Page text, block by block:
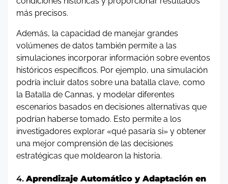
más precisos.
Además, la capacidad de manejar grandes
volúmenes de datos también permite a las
simulaciones incorporar información sobre eventos
históricos específicos. Por ejemplo, una simulación
podría incluir datos sobre una batalla clave, como
la Batalla de Cannas, y modelar diferentes
escenarios basados en decisiones alternativas que
podrían haberse tomado. Esto permite a los
investigadores explorar «qué pasaría si» y obtener
una mejor comprensión de las decisiones
estratégicas que moldearon la historia.
4. Aprendizaje Automático y Adaptación en